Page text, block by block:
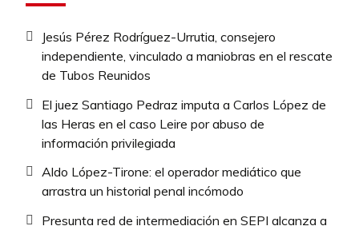
Jesús Pérez Rodríguez-Urrutia, consejero
independiente, vinculado a maniobras en el rescate
de Tubos Reunidos
El juez Santiago Pedraz imputa a Carlos López de
las Heras en el caso Leire por abuso de
información privilegiada
Aldo López-Tirone: el operador mediático que
arrastra un historial penal incómodo
Presunta red de intermediación en SEPI alcanza a